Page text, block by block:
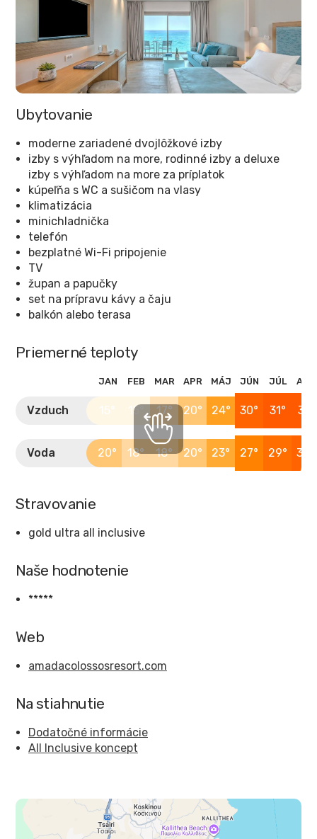
Ubytovanie
moderne zariadené dvojlôžkové izby
izby s výhľadom na more, rodinné izby a deluxe
izby s výhľadom na more za príplatok
kúpeľňa s WC a sušičom na vlasy
klimatizácia
minichladnička
telefón
bezplatné Wi-Fi pripojenie
TV
župan a papučky
set na prípravu kávy a čaju
balkón alebo terasa
Priemerné teploty
JAN FEB MAR APR MÁJ JÚN JÚL AUG
Vzduch 15° 15° 17° 20° 24° 30° 31° 31°
Voda 20° 18° 18° 20° 23° 27° 29° 30°
Stravovanie
gold ultra all inclusive
Naše hodnotenie
*****
Web
amadacolossosresort.com
Na stiahnutie
Dodatočné informácie
All Inclusive koncept